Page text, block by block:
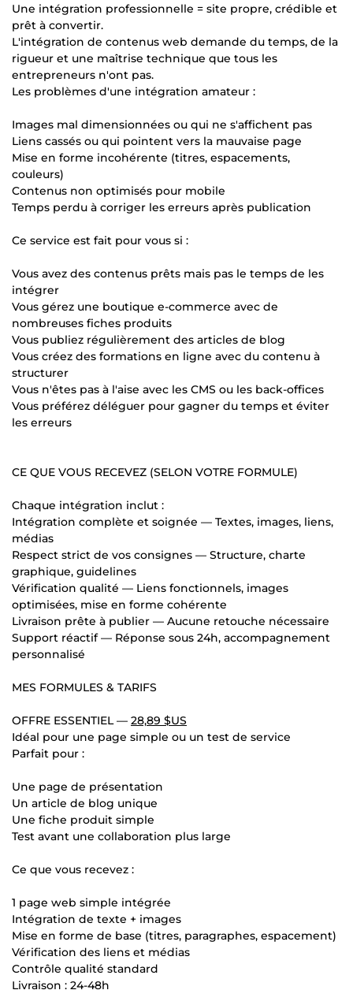
Une intégration professionnelle = site propre, crédible et
prêt à convertir.
L'intégration de contenus web demande du temps, de la
rigueur et une maîtrise technique que tous les
entrepreneurs n'ont pas.
Les problèmes d'une intégration amateur :
Images mal dimensionnées ou qui ne s'affichent pas
Liens cassés ou qui pointent vers la mauvaise page
Mise en forme incohérente (titres, espacements,
couleurs)
Contenus non optimisés pour mobile
Temps perdu à corriger les erreurs après publication
Ce service est fait pour vous si :
Vous avez des contenus prêts mais pas le temps de les
intégrer
Vous gérez une boutique e-commerce avec de
nombreuses fiches produits
Vous publiez régulièrement des articles de blog
Vous créez des formations en ligne avec du contenu à
structurer
Vous n'êtes pas à l'aise avec les CMS ou les back-offices
Vous préférez déléguer pour gagner du temps et éviter
les erreurs
CE QUE VOUS RECEVEZ (SELON VOTRE FORMULE)
Chaque intégration inclut :
Intégration complète et soignée — Textes, images, liens,
médias
Respect strict de vos consignes — Structure, charte
graphique, guidelines
Vérification qualité — Liens fonctionnels, images
optimisées, mise en forme cohérente
Livraison prête à publier — Aucune retouche nécessaire
Support réactif — Réponse sous 24h, accompagnement
personnalisé
MES FORMULES & TARIFS
OFFRE ESSENTIEL — 28,89 $US
Idéal pour une page simple ou un test de service
Parfait pour :
Une page de présentation
Un article de blog unique
Une fiche produit simple
Test avant une collaboration plus large
Ce que vous recevez :
1 page web simple intégrée
Intégration de texte + images
Mise en forme de base (titres, paragraphes, espacement)
Vérification des liens et médias
Contrôle qualité standard
Livraison : 24-48h